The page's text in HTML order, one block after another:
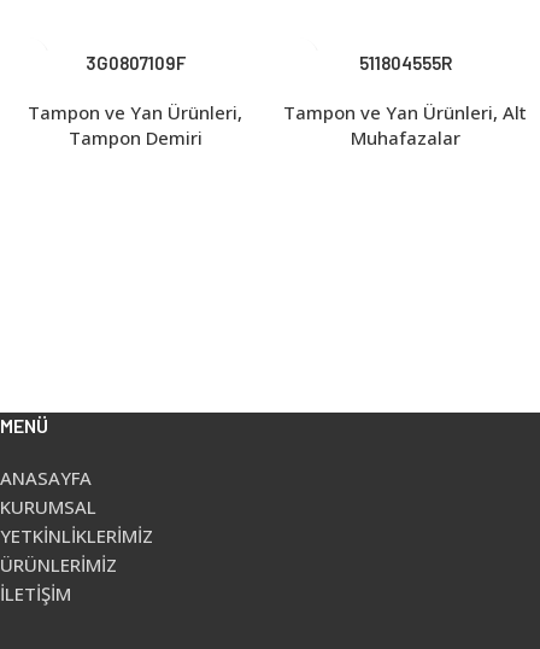
3G0807109F
Tampon ve Yan Ürünleri,
Tampon Demiri
511804555R
Tampon ve Yan Ürünleri, Alt
Muhafazalar
MENÜ
ANASAYFA
KURUMSAL
YETKİNLİKLERİMİZ
ÜRÜNLERİMİZ
İLETİŞİM